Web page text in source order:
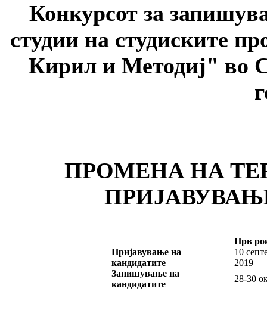
Конкурсот за
студии на студиските
Кирил и Методиј" во
ПРОМЕНА НА
Прв
Пријавување на
кандидатите
10
2019
Запишување на
кандидатите
28-30